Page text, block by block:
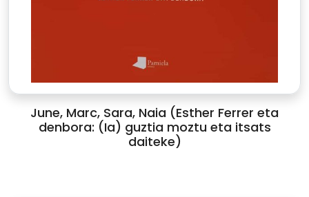
June, Marc, Sara, Naia (Esther Ferrer eta
denbora: (Ia) guztia moztu eta itsats
daiteke)